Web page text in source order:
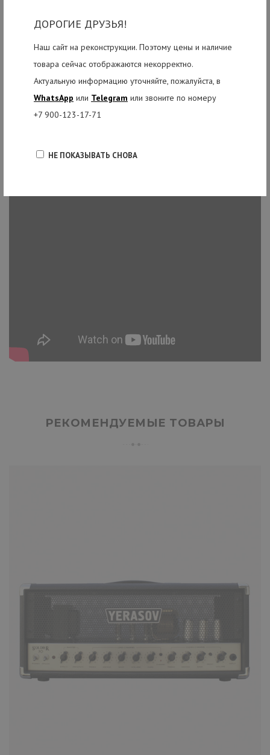
ДОРОГИЕ ДРУЗЬЯ!
Наш сайт на реконструкции. Поэтому цены и наличие
товара сейчас отображаются некорректно.
Актуальную информацию уточняйте, пожалуйста, в
WhatsApp или Telegram или звоните по номеру
+7 900-123-17-71
НЕ ПОКАЗЫВАТЬ СНОВА
РЕКОМЕНДУЕМЫЕ ТОВАРЫ